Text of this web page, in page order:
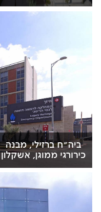
ביה"ח ברזילי, מבנה
כירורגי ממוגן, אשקלון